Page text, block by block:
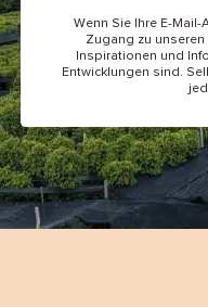
Wenn Sie Ihre E-
Zugang zu
Inspirationen und
Entwicklungen sind.